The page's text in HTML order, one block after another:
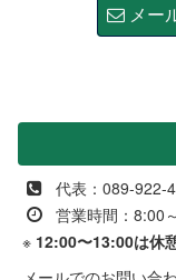
メー
代表：089-922-
営業時間：8:00
※ 12:00〜13:00は休